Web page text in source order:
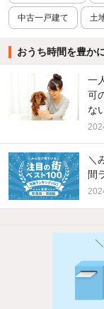
中古一戸建て 土
おうち時間を豊か
一
可
な
＼
間